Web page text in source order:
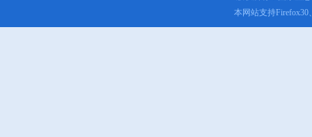
本网站支持